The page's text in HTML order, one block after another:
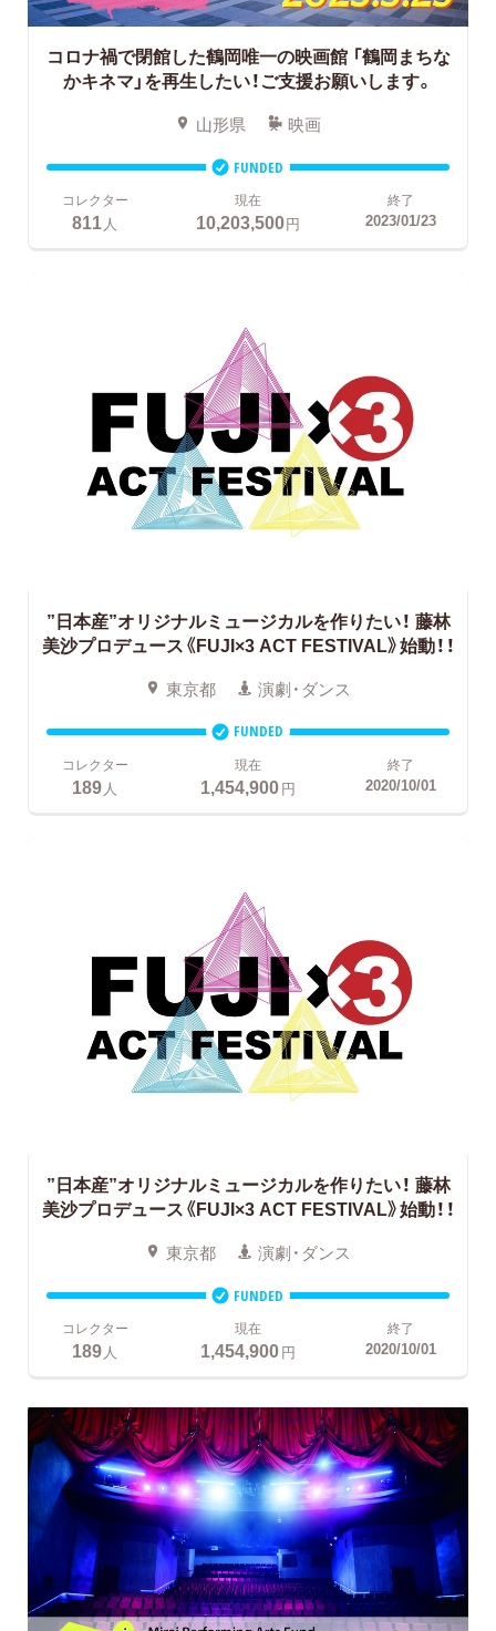
コロナ禍で閉館した鶴岡唯一の映画館「鶴岡まちな
かキネマ」を再生したい！ご支援お願いします。
山形県 映画
FUNDED
コレクター
811人
現在
10,203,500円
終了
2023/01/23
”日本産”オリジナルミュージカルを作りたい！ 藤林
美沙プロデュース《FUJI×3 ACT FESTIVAL》始動！！
東京都 演劇・ダンス
FUNDED
コレクター
189 人
現在
1,454,900円
終了
2020/10/01
”日本産”オリジナルミュージカルを作りたい！ 藤林
美沙プロデュース《FUJI×3 ACT FESTIVAL》始動！！
東京都 演劇・ダンス
FUNDED
コレクター
189人
現在
1,454,900円
終了
2020/10/01